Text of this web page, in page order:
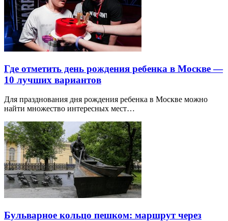
Где отметить день рождения ребенка в Москве —
10 лучших вариантов
Для празднования дня рождения ребенка в Москве можно
найти множество интересных мест…
Бульварное кольцо пешком: маршрут через